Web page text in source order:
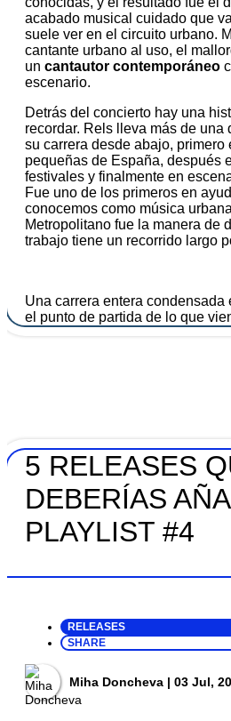
acabado musical cuidado que
suele ver en el circuito urbano.
cantante urbano al uso, el
un cantautor contemporáneo
escenario.
Detrás del concierto hay una
recordar. Rels lleva más de una
su carrera desde abajo, primero
pequeñas de España, después
festivales y finalmente en
Fue uno de los primeros en
conocemos como música
Metropolitano fue la manera de
trabajo tiene un recorrido largo
Una carrera entera condensada
el punto de partida de lo que
5 RELEASES
DEBERÍAS
PLAYLIST #4
RELEASES
SHARE
Miha Doncheva | 03 Jul,